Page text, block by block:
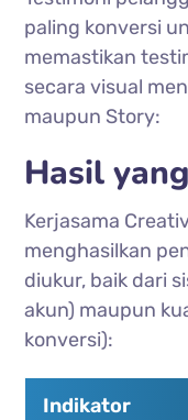
paling konversi
memastikan
secara visual
maupun Story:
Hasil
Kerjasama
menghasilkan
diukur, baik dari
akun) maupun
konversi):
Indikator